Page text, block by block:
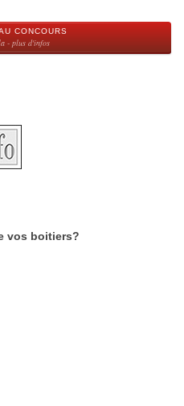
CONCOURS
- plus d'infos
vos boitiers?